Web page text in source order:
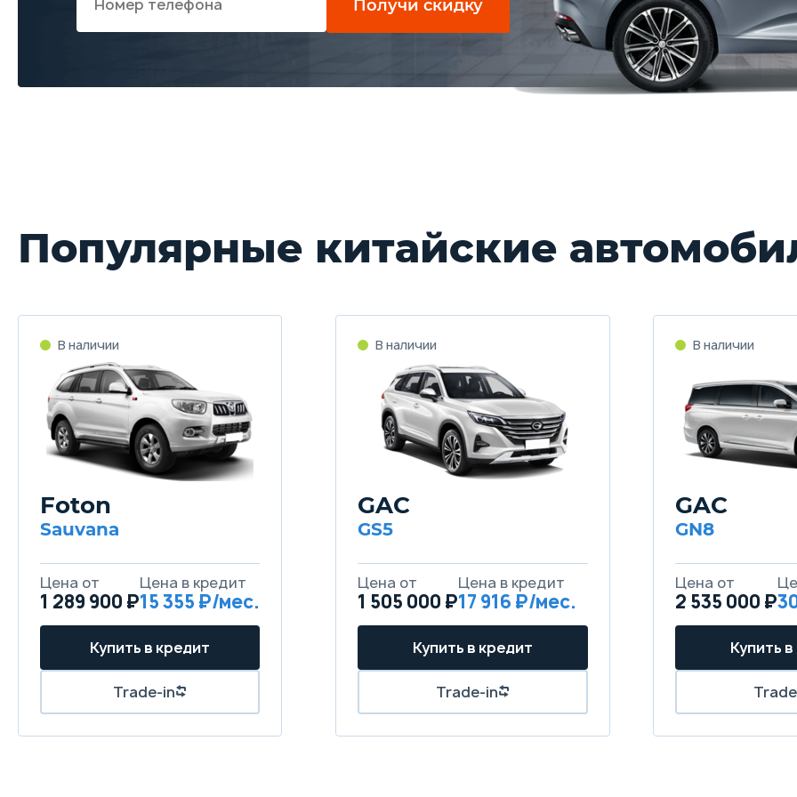
Получи скидку
Популярные китайские
Foton
Sauvana
1 289 900 ₽15 355
GAC
GS5
1 505 000 ₽17 916
GAC
GN8
2 535 000 ₽